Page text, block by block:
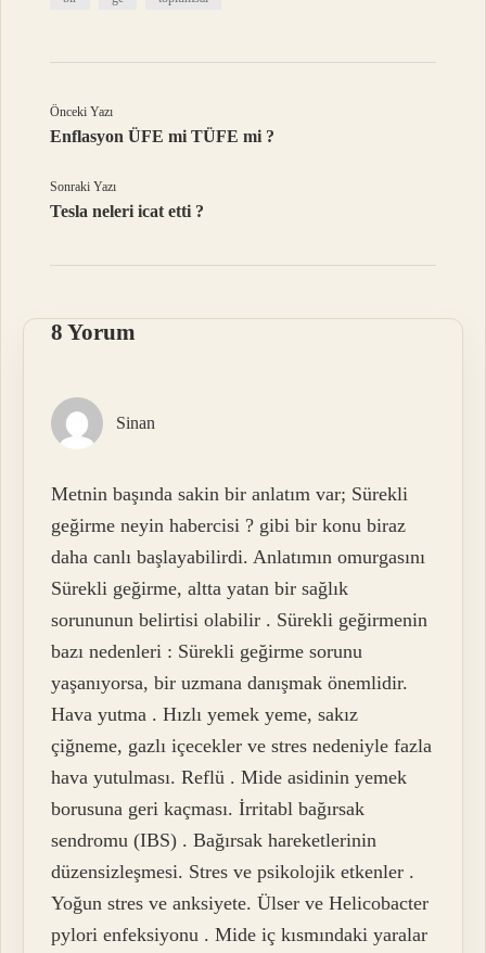
Önceki Yazı
Enflasyon ÜFE mi TÜFE mi ?
Sonraki Yazı
Tesla neleri icat etti ?
8 Yorum
Sinan
Metnin başında sakin bir anlatım var; Sürekli
geğirme neyin habercisi ? gibi bir konu biraz
daha canlı başlayabilirdi. Anlatımın omurgasını
Sürekli geğirme, altta yatan bir sağlık
sorununun belirtisi olabilir . Sürekli geğirmenin
bazı nedenleri : Sürekli geğirme sorunu
yaşanıyorsa, bir uzmana danışmak önemlidir.
Hava yutma . Hızlı yemek yeme, sakız
çiğneme, gazlı içecekler ve stres nedeniyle fazla
hava yutulması. Reflü . Mide asidinin yemek
borusuna geri kaçması. İrritabl bağırsak
sendromu (IBS) . Bağırsak hareketlerinin
düzensizleşmesi. Stres ve psikolojik etkenler .
Yoğun stres ve anksiyete. Ülser ve Helicobacter
pylori enfeksiyonu . Mide iç kısmındaki yaralar